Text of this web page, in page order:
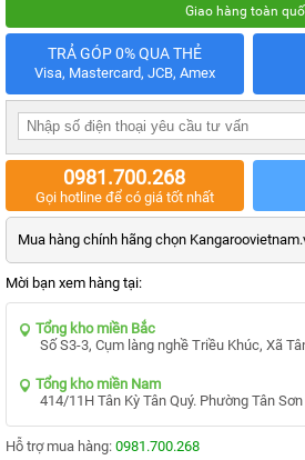
GIA
DỤNG
TIN
MẠI
TIN
KIỆN
HƯỚNG
DẪN
CHƯƠNG
KANGAROO
TRÌNH
DỊCH
Giao hàng toàn
TRẢ GÓP 0% QUA THẺ
Visa, Mastercard, JCB, Amex
0981.700.268
Gọi hotline để có giá tốt nhất
Mua hàng chính hãng chọn
Mời bạn xem hàng tại:
Tổng kho miền Bắc
Số S3-3, Cụm làng nghề Triều Khúc, Xã
Tổng kho miền Nam
414/11H Tân Kỳ Tân Quý. Phường Tân
Hỗ trợ mua hàng: 0981.700.268